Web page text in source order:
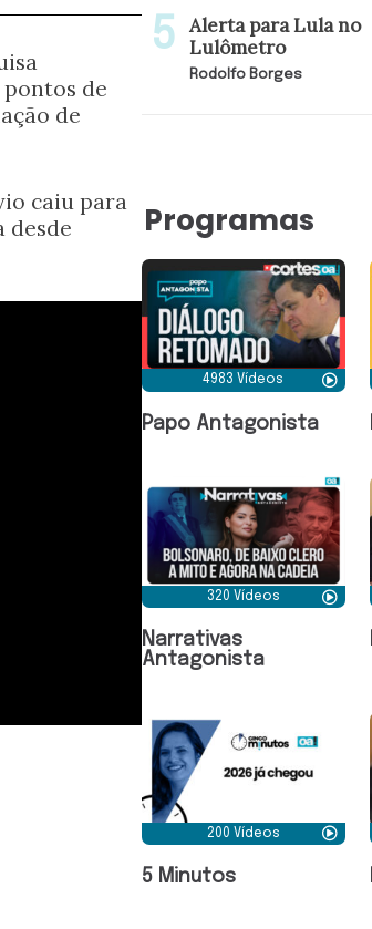
de
de
caiu para
desde
Alerta para Lula no
Lulômetro
Rodolfo Borges
Programas
4983 Vídeos
Papo Antagonista
320 Vídeos
Narrativas
Antagonista
200 Vídeos
5 Minutos